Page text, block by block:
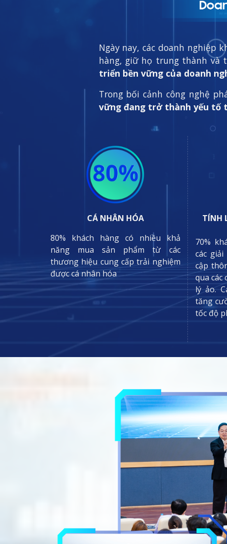
Ngày nay, các doanh nghiệp
hàng, giữ họ trung thành và
triển bền vững của doanh
Trong bối cảnh công nghệ
vững đang trở thành yếu tố
CÁ NHÂN HÓA
80% khách hàng có nhiều khả
năng mua sản phẩm từ các
thương hiệu cung cấp trải nghiệm
được cá nhân hóa
TÍNH
70%
các
cập
qua các
lý ảo.
tăng
tốc độ